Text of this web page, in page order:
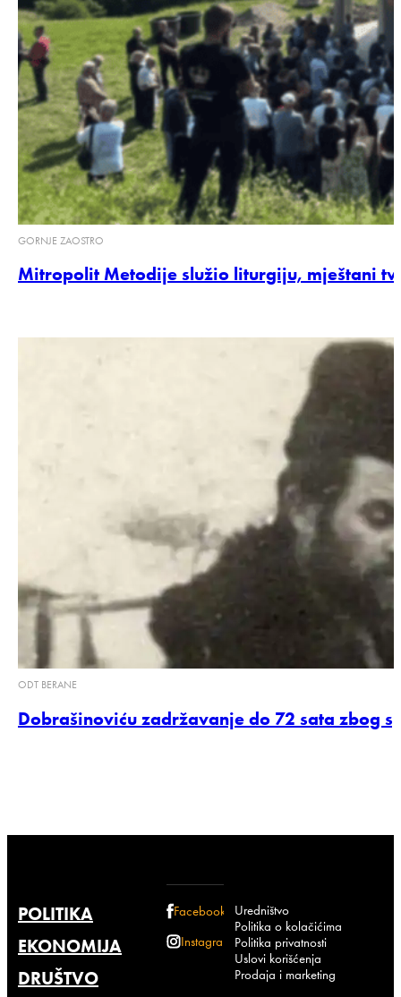
GORNJE ZAOSTRO
Mitropolit Metodije služio liturgiju, mještani
ODT BERANE
Dobrašinoviću zadržavanje do 72 sata zbog
POLITIKA
EKONOMIJA
DRUŠTVO
Facebook
Instagram
Uredništvo
Politika o kolačićima
Politika privatnosti
Uslovi korišćenja
Prodaja i marketing